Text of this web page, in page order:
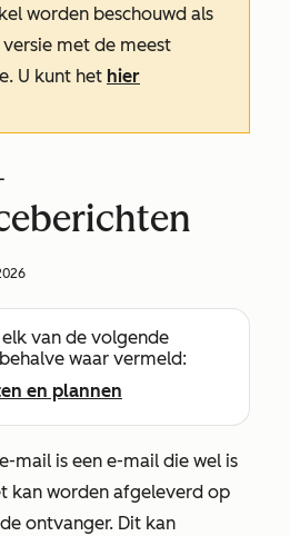
worden beschouwd als
met de meest
U kunt het hier
van de volgende
waar vermeld:
en plannen
mail is een e-mail die wel is
kan worden afgeleverd op
ontvanger. Dit kan